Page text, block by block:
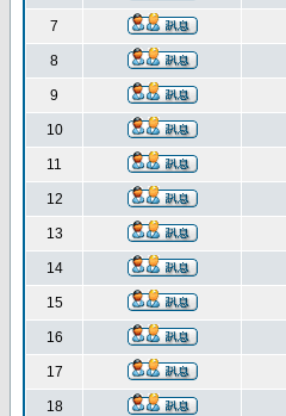
7
8
9
10
11
12
13
14
15
16
17
18